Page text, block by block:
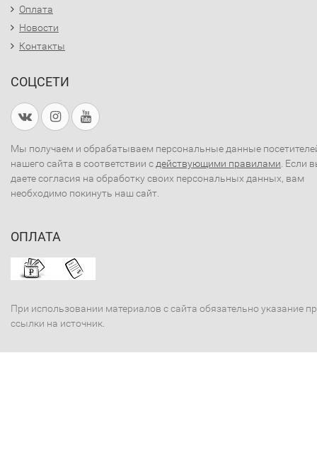
Оплата
Новости
Контакты
СОЦСЕТИ
Мы получаем и обрабатываем персональные данные
нашего сайта в соответствии с действующими правилами . Если
даете согласия на обработку своих персональных данных, вам
необходимо покинуть наш сайт.
ОПЛАТА
При использовании материалов с сайта обязательно указание
ссылки на источник.